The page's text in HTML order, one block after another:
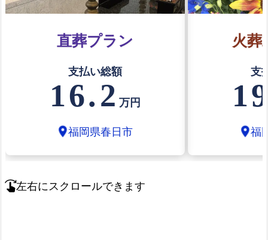
直葬プラン
支払い総額
16.2万円
location_on福岡県春日市
火葬
支
location_on福
swipe_right左右にスクロールできます